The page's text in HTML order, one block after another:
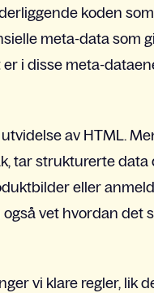
koden
meta-data som
i disse meta-
av HTML.
tar strukturerte
eller
vet hvordan det
vi klare regler, lik